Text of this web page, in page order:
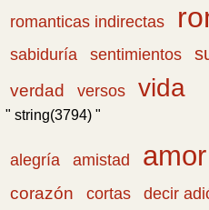
romanticas indirectas
sabiduría sentimientos
verdad
versos vida
" string(3794) "
alegría amistad amor
corazón
cortas decir